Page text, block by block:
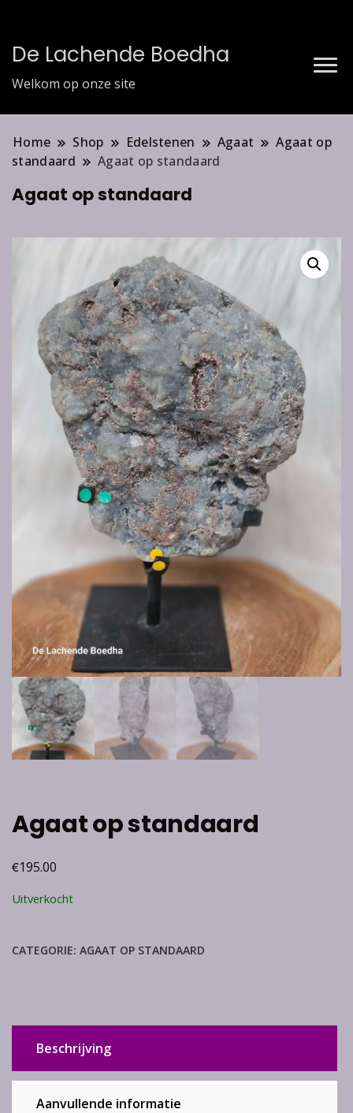
De Lachende Boedha
Welkom op onze site
Home Shop Edelstenen Agaat
Agaat op
standaard
Agaat op standaard
Agaat op standaard
Agaat op standaard
€195.00
Uitverkocht
CATEGORIE: AGAAT OP STANDAARD
Beschrijving
Aanvullende informatie